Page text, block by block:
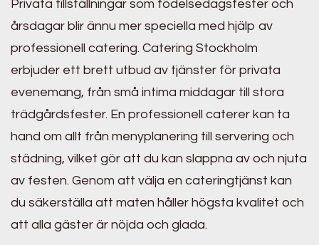
Privata tillställningar som födelsedagsfester och
årsdagar blir ännu mer speciella med hjälp av
professionell catering. Catering Stockholm
erbjuder ett brett utbud av tjänster för privata
evenemang, från små intima middagar till stora
trädgårdsfester. En professionell caterer kan ta
hand om allt från menyplanering till servering och
städning, vilket gör att du kan slappna av och njuta
av festen. Genom att välja en cateringtjänst kan
du säkerställa att maten håller högsta kvalitet och
att alla gäster är nöjda och glada.